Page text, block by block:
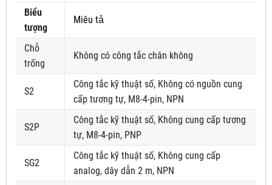
Biểu
tượng
Miêu tả
Chỗ
trống
Không có công tắc chân không
S2
Công tắc kỹ thuật số, Không có nguồn cung
cấp tương tự, M8-4-pin, NPN
S2P
Công tắc kỹ thuật số, Không cung cấp tương
tự, M8-4-pin, PNP
SG2
Công tắc kỹ thuật số, Không cung cấp
analog, dây dẫn 2 m, NPN